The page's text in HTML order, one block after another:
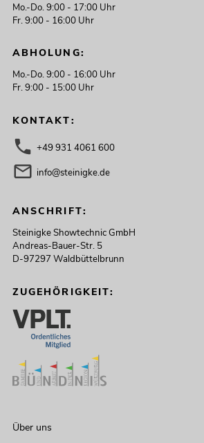
Mo.-Do. 9:00 - 17:00 Uhr
Fr. 9:00 - 16:00 Uhr
ABHOLUNG:
Mo.-Do. 9:00 - 16:00 Uhr
Fr. 9:00 - 15:00 Uhr
KONTAKT:
+49 931 4061 600
info@steinigke.de
ANSCHRIFT:
Steinigke Showtechnic GmbH
Andreas-Bauer-Str. 5
D-97297 Waldbüttelbrunn
ZUGEHÖRIGKEIT:
Über uns